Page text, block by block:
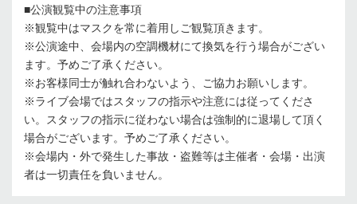
■公演観覧中の注意事項
※観覧中はマスクを常に着用しご観覧頂きます。
※公演途中、会場内の空調機材にて換気を行う場合がござい
ます。予めご了承ください。
※お客様同士が触れ合わないよう、ご協力お願いします。
※ライブ会場ではスタッフの指示や注意には従ってくださ
い。スタッフの指示に従わない場合は強制的に退場して頂く
場合がございます。予めご了承ください。
※会場内・外で発生した事故・盗難等は主催者・会場・出演
者は一切責任を負いません。